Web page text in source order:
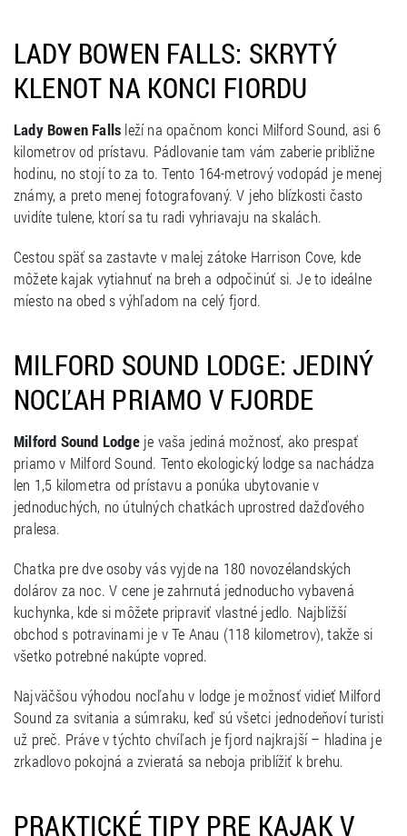
LADY BOWEN FALLS: SKRYTÝ
KLENOT NA KONCI FIORDU
Lady Bowen Falls leží na opačnom konci Milford Sound, asi 6
kilometrov od prístavu. Pádlovanie tam vám zaberie približne
hodinu, no stojí to za to. Tento 164-metrový vodopád je menej
známy, a preto menej fotografovaný. V jeho blízkosti často
uvidíte tulene, ktorí sa tu radi vyhriavaju na skalách.
Cestou späť sa zastavte v malej zátoke Harrison Cove, kde
môžete kajak vytiahnuť na breh a odpočinúť si. Je to ideálne
míesto na obed s výhľadom na celý fjord.
MILFORD SOUND LODGE: JEDINÝ
NOCĽAH PRIAMO V FJORDE
Milford Sound Lodgeje vaša jediná možnosť, ako prespať
priamo v Milford Sound. Tento ekologický lodge sa nachádza
len 1,5 kilometra od prístavu a ponúka ubytovanie v
jednoduchých, no útulných chatkách uprostred dažďového
pralesa.
Chatka pre dve osoby vás vyjde na 180 novozélandských
dolárov za noc. V cene je zahrnutá jednoducho vybavená
kuchynka, kde si môžete pripraviť vlastné jedlo. Najbližší
obchod s potravinami je v Te Anau (118 kilometrov), takže si
všetko potrebné nakúpte vopred.
Najväčšou výhodou nocľahu v lodge je možnosť vidieť Milford
Sound za svitania a súmraku, keď sú všetci jednodeňoví turisti
už preč. Práve v týchto chvíľach je fjord najkrajší – hladina je
zrkadlovo pokojná a zvieratá sa neboja priblížiť k brehu.
PRAKTICKÉ TIPY PRE KAJAK V